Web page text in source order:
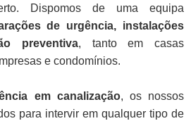
Dispomos de uma equipa
de urgência, instalações
preventiva, tanto em casas
e condomínios.
em canalização, os nossos
para intervir em qualquer tipo de